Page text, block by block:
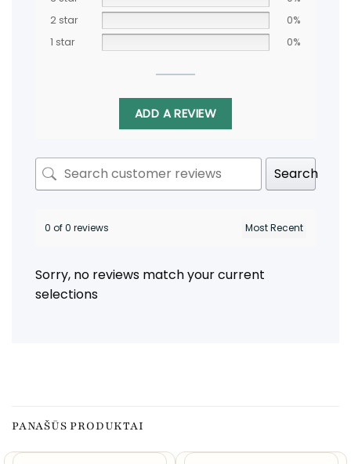
2 star
0%
1 star
0%
ADD A REVIEW
Search
0 of 0 reviews
Sorry, no reviews match your current
selections
PANAŠŪS PRODUKTAI